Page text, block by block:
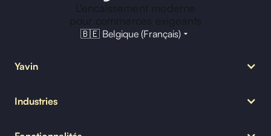
L'encaissement moderne
pour commerces exigeants
🇧🇪 Belgique (Français)
Yavin
MyYavin
Blog Yavin
Industries